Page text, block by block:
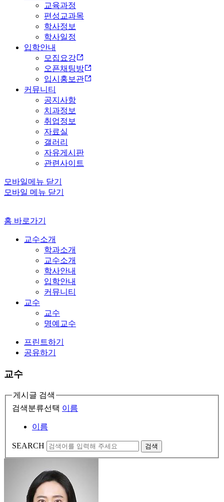
교육과정
편성교과목
학사정보
학사일정
입학안내
모집요강
오픈채팅방
입시홍보관
커뮤니티
공지사항
치과정보
취업정보
자료실
갤러리
자유게시판
관련사이트
모바일메뉴 닫기
모바일 메뉴 닫기
홈 바로가기
교수소개
학과소개
교수소개
학사안내
입학안내
커뮤니티
교수
교수
명예교수
프린트하기
공유하기
교수
게시글 검색
검색분류선택 이름
이름
SEARCH 검색